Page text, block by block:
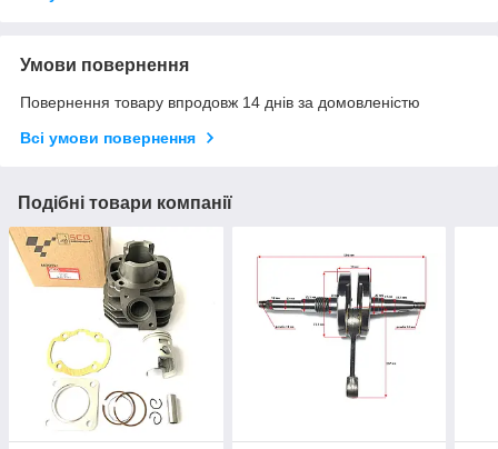
Умови повернення
Повернення товару впродовж 14 днів за домовленістю
Всі умови повернення
Подібні товари компанії